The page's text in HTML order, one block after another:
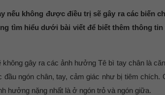
nếu không được điều trị sẽ gây ra các biến
tìm hiểu dưới bài viết để biết thêm thông
không gây ra các ảnh hưởng Tê bì tay chân là
đầu ngón chân, tay, cảm giác như bị tiêm
hưởng nặng nhất là ở ngón trỏ và ngón giữa.